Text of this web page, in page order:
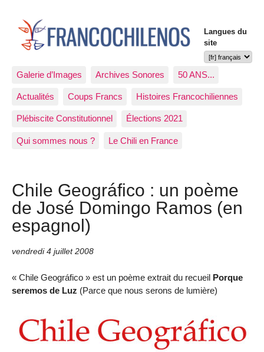
Langues du
site
Galerie d’Images Archives Sonores 50 ANS...
Actualités Coups Francs Histoires Francochiliennes
Plébiscite Constitutionnel Élections 2021
Qui sommes nous ? Le Chili en France
Chile Geográfico : un poème
de José Domingo Ramos (en
espagnol)
vendredi 4 juillet 2008
« Chile Geográfico » est un poème extrait du recueil Porque
seremos de Luz (Parce que nous serons de lumière)